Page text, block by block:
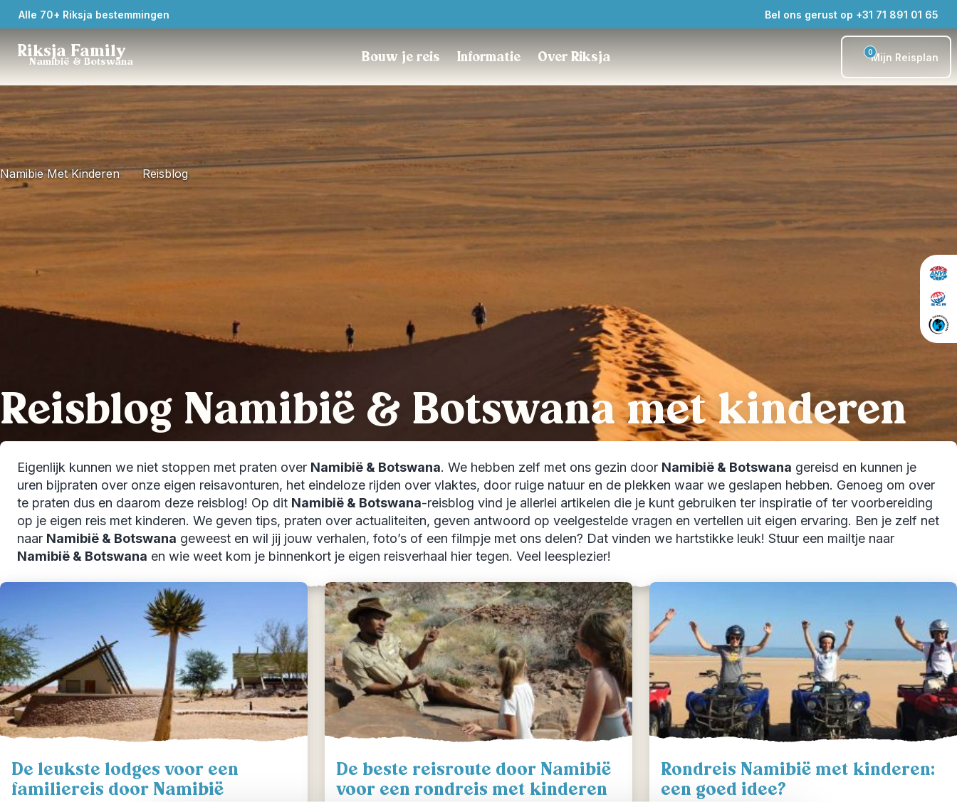
Alle 70+ Riksja bestemmingen Bel ons gerust op +31 71 891 01 65
Riksja Family
Namibië & Botswana Bouw je reis Informatie Over Riksja 0Mijn Reisplan
Namibie Met Kinderen Reisblog
Reisblog Namibië & Botswana met kinderen
Eigenlijk kunnen we niet stoppen met praten over Namibië & Botswana. We hebben zelf met ons gezin door Namibië & Botswana gereisd en kunnen je
uren bijpraten over onze eigen reisavonturen, het eindeloze rijden over vlaktes, door ruige natuur en de plekken waar we geslapen hebben. Genoeg om over
te praten dus en daarom deze reisblog! Op dit Namibië & Botswana-reisblog vind je allerlei artikelen die je kunt gebruiken ter inspiratie of ter voorbereiding
op je eigen reis met kinderen. We geven tips, praten over actualiteiten, geven antwoord op veelgestelde vragen en vertellen uit eigen ervaring. Ben je zelf net
naar Namibië & Botswana geweest en wil jij jouw verhalen, foto’s of een filmpje met ons delen? Dat vinden we hartstikke leuk! Stuur een mailtje naar
Namibië & Botswana en wie weet kom je binnenkort je eigen reisverhaal hier tegen. Veel leesplezier!
De leukste lodges voor een
familiereis door Namibië
De beste reisroute door Namibië
voor een rondreis met kinderen
Rondreis Namibië met kinderen:
een goed idee?